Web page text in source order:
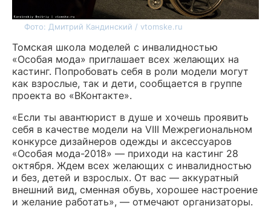
Фото: Дмитрий Кандинский / vtomske.ru
Томская школа моделей с инвалидностью
«Особая мода» приглашает всех желающих на
кастинг. Попробовать себя в роли модели могут
как взрослые, так и дети, сообщается в группе
проекта во «ВКонтакте».
«Если ты авантюрист в душе и хочешь проявить
себя в качестве модели на VIII Межрегиональном
конкурсе дизайнеров одежды и аксессуаров
«Особая мода-2018» — приходи на кастинг 28
октября. Ждем всех желающих с инвалидностью
и без, детей и взрослых. От вас — аккуратный
внешний вид, сменная обувь, хорошее настроение
и желание работать», — отмечают организаторы.